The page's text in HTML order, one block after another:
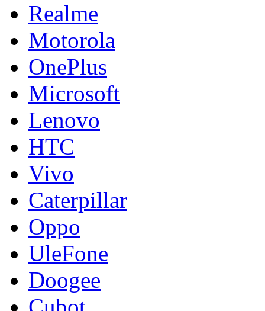
Realme
Motorola
OnePlus
Microsoft
Lenovo
HTC
Vivo
Caterpillar
Oppo
UleFone
Doogee